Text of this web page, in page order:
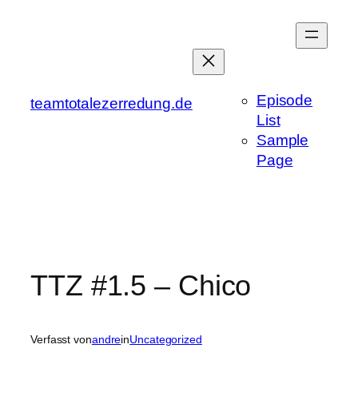
teamtotalezerredung.de
Episode
List
Sample
Page
TTZ #1.5 – Chico
Verfasst vonandreinUncategorized